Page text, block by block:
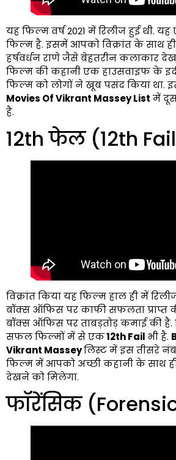
यह फिल्म वर्ष 2021 में रिलीज हुई थी. यह
फिल्म है. इसमें आपको विक्रांत के साथ ही
हर्षवर्धन राणे जैसे बेहतरीन कलाकार
फिल्म की कहानी एक हाउसवाइफ के
फिल्म को लोगों ने खूब पसंद किया था.
Movies Of Vikrant Massey List में
है.
12th फेल (12th
विक्रांत किया यह फिल्म हाल ही में
बॉक्स ऑफिस पर काफी सफलता प्राप्त
बॉक्स ऑफिस पर ताबड़तोड़ कमाई की है.
सफल फिल्मों में से एक12th Fail भी है.
Vikrant Masseyलिस्ट में इस तीसरे
फिल्म में आपको अच्छी कहानी के साथ ही
देखने को मिलेगा.
फॉरेंसिक